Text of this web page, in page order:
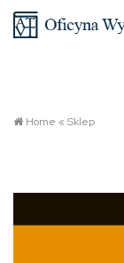
Home «Sklep